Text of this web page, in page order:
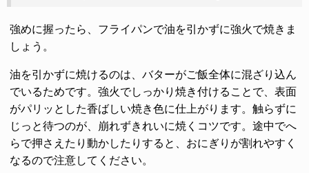
強めに握ったら、フライパンで油を引かずに強火で焼きま
しょう。
油を引かずに焼けるのは、バターがご飯全体に混ざり込ん
でいるためです。強火でしっかり焼き付けることで、表面
がパリッとした香ばしい焼き色に仕上がります。触らずに
じっと待つのが、崩れずきれいに焼くコツです。途中でへ
らで押さえたり動かしたりすると、おにぎりが割れやすく
なるので注意してください。